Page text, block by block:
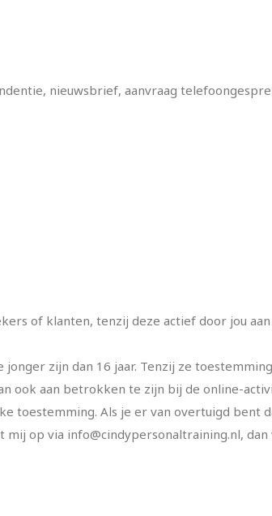
nieuwsbrief, aanvraag
of klanten, tenzij deze actief door jou
zijn dan 16 jaar. Tenzij ze
ook aan betrokken te zijn bij de online-
toestemming. Als je er van overtuigd bent
mij op via info@cindypersonaltraining.nl,